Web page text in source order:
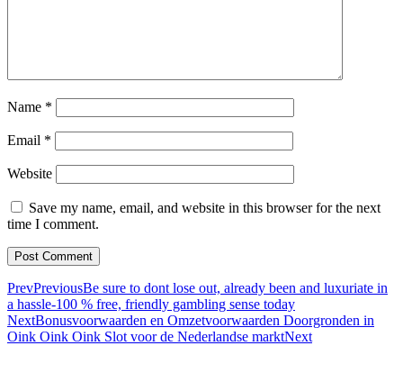
Name *
Email *
Website
Save my name, email, and website in this browser for the next
time I comment.
PrevPreviousBe sure to dont lose out, already been and luxuriate in
a hassle-100 % free, friendly gambling sense today
NextBonusvoorwaarden en Omzetvoorwaarden Doorgronden in
Oink Oink Oink Slot voor de Nederlandse marktNext